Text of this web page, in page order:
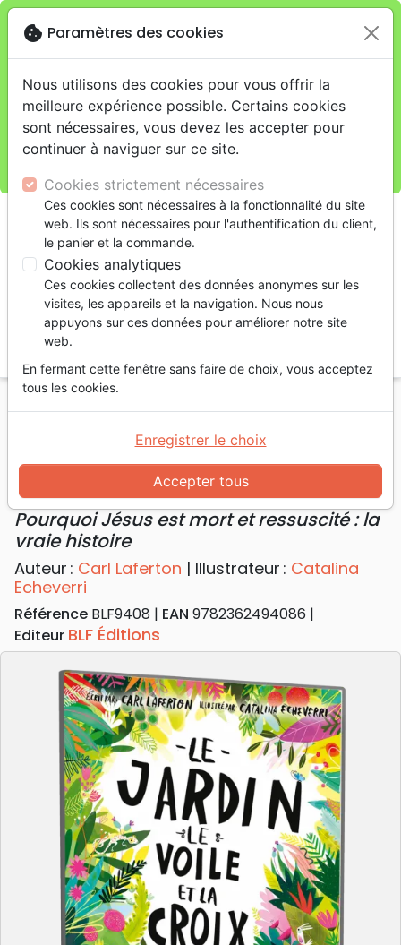
Je veux retirer ma commande au 4, rue Audubon
(Gare de Lyon), Parisclose
warningCette boutique en ligne est limitée au retrait en
magasin.
Pour les livraisons à domicile, veuillez passer vos
commandes sur la boutique La Maison de la Bible
shopping_cart
Accueil
Jeunesse
Jardin, le Voile et la Croix (Le) - Pourquoi Jésus est
mort et ressuscité : la vraie histoire
Le Jardin, le Voile et la Croix
Pourquoi Jésus est mort et ressuscité : la
vraie histoire
Auteur : Carl Laferton | Illustrateur : Catalina
Echeverri
Référence BLF9408 EAN 9782362494086
Editeur BLF Éditions
cookie Paramètres des cookies
Nous utilisons des cookies pour vous offrir la
meilleure expérience possible. Certains cookies
sont nécessaires, vous devez les accepter pour
continuer à naviguer sur ce site.
Cookies strictement nécessaires
Ces cookies sont nécessaires à la fonctionnalité du site
web. Ils sont nécessaires pour l'authentification du client,
le panier et la commande.
Cookies analytiques
Ces cookies collectent des données anonymes sur les
visites, les appareils et la navigation. Nous nous
appuyons sur ces données pour améliorer notre site
web.
En fermant cette fenêtre sans faire de choix, vous acceptez
tous les cookies.
Accepter tous
Enregistrer le choix